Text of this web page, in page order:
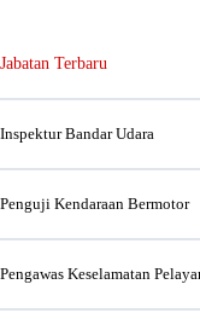
Jabatan Terbaru
Inspektur Bandar Udara
Penguji Kendaraan Bermotor
Pengawas Keselamatan